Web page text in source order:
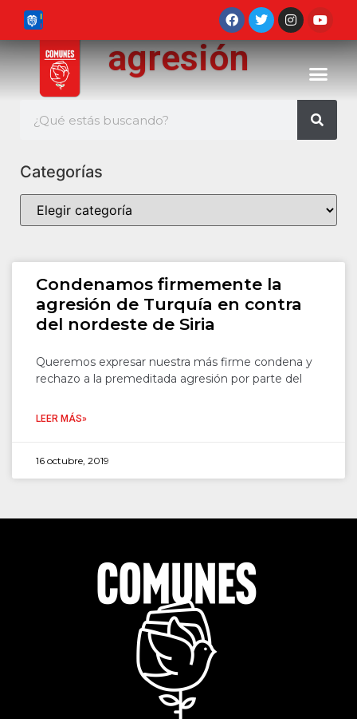
agresión
Categorías
Condenamos firmemente la
agresión de Turquía en contra
del nordeste de Siria
Queremos expresar nuestra más firme condena y
rechazo a la premeditada agresión por parte del
LEER MÁS»
16 octubre, 2019